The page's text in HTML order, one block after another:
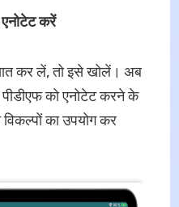
करें
कर लें, तो इसे खोलें। अब
को एनोटेट करने के
का उपयोग कर